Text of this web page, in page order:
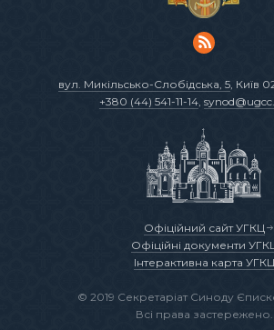
вул. Микільсько-Слобідська, 5, Київ
+380 (44) 541-11-14,
Офіційний сайт УГКЦ
Офіційні документи
Інтерактивна карта УГКЦ
© 2019 Секретаріат Синоду
Всі права застережено.